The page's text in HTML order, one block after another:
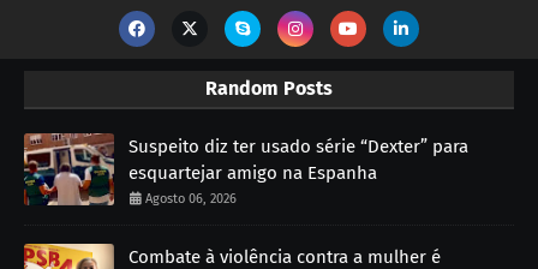
Random Posts
Suspeito diz ter usado série “Dexter” para
esquartejar amigo na Espanha
Agosto 06, 2026
Combate à violência contra a mulher é